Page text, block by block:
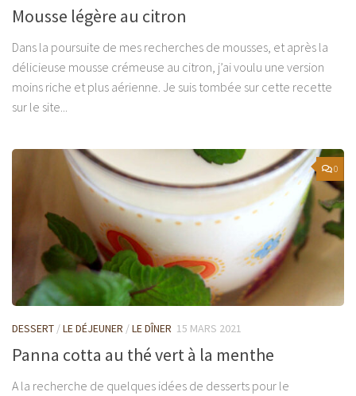
Mousse légère au citron
Dans la poursuite de mes recherches de mousses, et après la
délicieuse mousse crémeuse au citron, j’ai voulu une version
moins riche et plus aérienne. Je suis tombée sur cette recette
sur le site...
0
DESSERT /LE DÉJEUNER /LE DÎNER 15 MARS 2021
Panna cotta au thé vert à la menthe
A la recherche de quelques idées de desserts pour le